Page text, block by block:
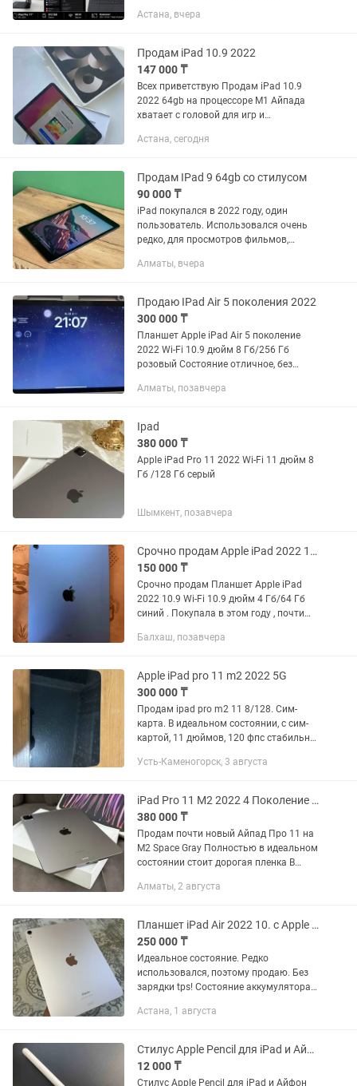
құрамына кіреді: ✅ iPad Pro 11” (4-
буын, 2022 жыл) ✅ Apple M2
Астана, вчера
Продам iPad 10.9 2022
147 000 ₸
Всех приветствую Продам iPad 10.9
2022 64gb на процессоре M1 Айпада
хватает с головой для игр и
зарядное устройство коробка и новый
Астана, сегодня
Продам IPad 9 64gb со стилусом
90 000 ₸
iPad покупался в 2022 году, один
пользователь. Использовался очень
редко, для просмотров фильмов,
стилус в комплекте и чехол. (Коробка
Алматы, вчера
Продаю IPad Air 5 поколения 2022
300 000 ₸
Планшет Apple iPad Air 5 поколение
2022 Wi-Fi 10.9 дюйм 8 Гб/256 Гб
розовый Состояние отличное, без
ремонте не был, любые проверки, все
Алматы, позавчера
Ipad
380 000 ₸
Apple iPad Pro 11 2022 Wi-Fi 11 дюйм 8
Гб /128 Гб серый
Шымкент, позавчера
Срочно продам Apple iPad 2022 10.9 Wi-Fi 10.9 дюйм 4 Гб/64 Гб синий
150 000 ₸
Срочно продам Планшет Apple iPad
2022 10.9 Wi-Fi 10.9 дюйм 4 Гб/64 Гб
синий . Покупала в этом году , почти
всегда в чехле и защитном стекле Или
Балхаш, позавчера
Apple iPad pro 11 m2 2022 5G
300 000 ₸
Продам ipad pro m2 11 8/128. Сим-
карта. В идеальном состоянии, с сим-
картой, 11 дюймов, 120 фпс стабильно.
оригинал в комплекте. +защитная
Усть-Каменогорск, 3 августа
iPad Pro 11 M2 2022 4 Поколение Wi-Fi 128GB MNXD3 A2759 Эпл
380 000 ₸
Продам почти новый Айпад Про 11 на
М2 Space Gray Полностью в идеальном
состоянии стоит дорогая пленка В
и чехол Покупал в конце 2024 года в
Алматы, 2 августа
Планшет iPad Air 2022 10. с Apple pencil
250 000 ₸
Идеальное состояние. Редко
использовался, поэтому продаю. Без
зарядки tps! Состояние аккумулятора
Apple Pencil в подарок Все оригинал
Астана, 1 августа
Стилус Apple Pencil для iPad и Айфон
12 000 ₸
Стилус Apple Pencil для iPad и Айфон